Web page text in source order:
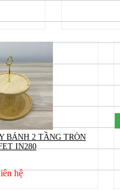
BÁNH 2 TẦNG TRÒN
IN280
hệ